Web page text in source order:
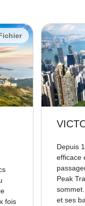
fois
Depuis
efficace
Peak
et ses